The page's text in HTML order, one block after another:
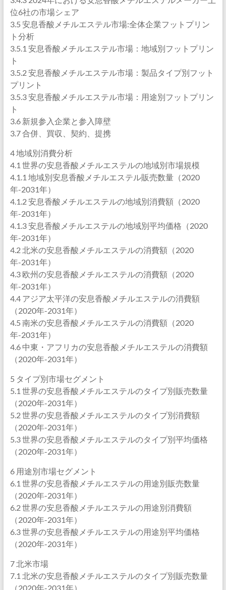
位6社の市場シェア
3.5 安息香酸メチルエステル市場:全体企業フットプリン
ト分析
3.5.1 安息香酸メチルエステル市場：地域別フットプリン
ト
3.5.2 安息香酸メチルエステル市場：製品タイプ別フット
プリント
3.5.3 安息香酸メチルエステル市場：用途別フットプリン
ト
3.6 新規参入企業と参入障壁
3.7 合併、買収、契約、提携
4 地域別消費分析
4.1 世界の安息香酸メチルエステルの地域別市場規模
4.1.1 地域別安息香酸メチルエステル販売数量（2020
年-2031年）
4.1.2 安息香酸メチルエステルの地域別消費額（2020
年-2031年）
4.1.3 安息香酸メチルエステルの地域別平均価格（2020
年-2031年）
4.2 北米の安息香酸メチルエステルの消費額（2020
年-2031年）
4.3 欧州の安息香酸メチルエステルの消費額（2020
年-2031年）
4.4 アジア太平洋の安息香酸メチルエステルの消費額
（2020年-2031年）
4.5 南米の安息香酸メチルエステルの消費額（2020
年-2031年）
4.6 中東・アフリカの安息香酸メチルエステルの消費額
（2020年-2031年）
5 タイプ別市場セグメント
5.1 世界の安息香酸メチルエステルのタイプ別販売数量
（2020年-2031年）
5.2 世界の安息香酸メチルエステルのタイプ別消費額
（2020年-2031年）
5.3 世界の安息香酸メチルエステルのタイプ別平均価格
（2020年-2031年）
6 用途別市場セグメント
6.1 世界の安息香酸メチルエステルの用途別販売数量
（2020年-2031年）
6.2 世界の安息香酸メチルエステルの用途別消費額
（2020年-2031年）
6.3 世界の安息香酸メチルエステルの用途別平均価格
（2020年-2031年）
7 北米市場
7.1 北米の安息香酸メチルエステルのタイプ別販売数量
（2020年-2031年）